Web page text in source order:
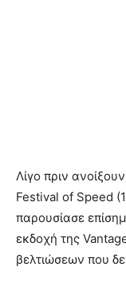
Λίγο πριν
Festival of Speed
παρουσίασε
εκδοχή της
βελτιώσεων που